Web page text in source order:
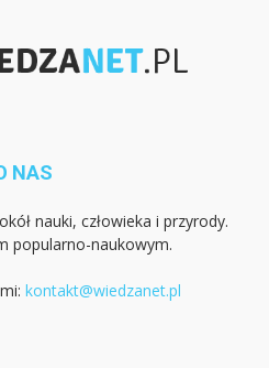
NAS
nauki, człowieka i przyrody.
popularno-naukowym.
kontakt@wiedzanet.pl